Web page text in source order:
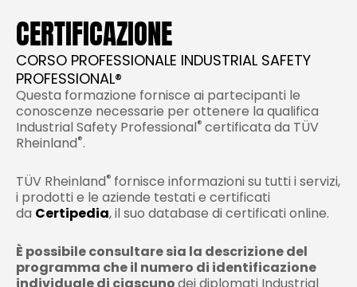
CERTIFICAZIONE
CORSO PROFESSIONALE INDUSTRIAL SAFETY
PROFESSIONAL®
Questa formazione fornisce ai partecipanti le
conoscenze necessarie per ottenere la qualifica
Industrial Safety Professional® certificata da TÜV
Rheinland®.
TÜV Rheinland® fornisce informazioni su tutti i servizi,
i prodotti e le aziende testati e certificati
da Certipedia, il suo database di certificati online.
È possibile consultare sia la descrizione del
programma che il numero di identificazione